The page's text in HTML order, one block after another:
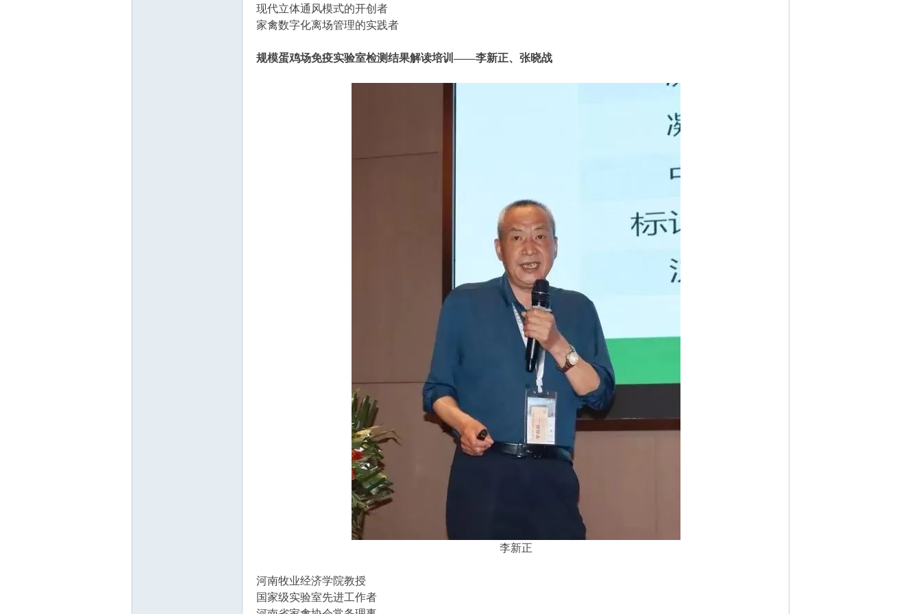
现代立体通风模式的开创者
家禽数字化离场管理的实践者
规模蛋鸡场免疫实验室检测结果解读培训——李新正、张晓战
李新正
河南牧业经济学院教授
国家级实验室先进工作者